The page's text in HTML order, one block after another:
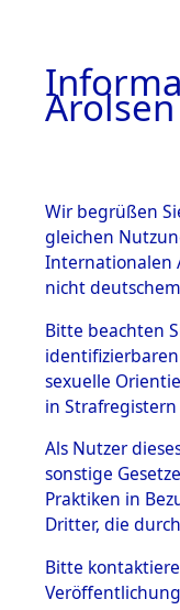
BESTÄNDE
1.
mente
1.2.9 Beim
verwahrte
1.2.9.1
Effekten
dem KZ
Dachau
Effekten
dem KZ
Dachau,
Wir begrüßen
gleichen
Internationalen
nicht
Bitte beachten
sexuelle
in
Als Nutzer
sonstige
Praktiken in
Dritter, die
Bitte